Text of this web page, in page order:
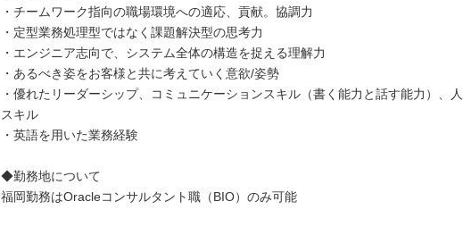
・チームワーク指向の職場環境への適応、貢献。協調力
・定型業務処理型ではなく課題解決型の思考力
・エンジニア志向で、システム全体の構造を捉える理解力
・あるべき姿をお客様と共に考えていく意欲/姿勢
・優れたリーダーシップ、コミュニケーションスキル（書く能力と話す能力）、
スキル
・英語を用いた業務経験
◆勤務地について
福岡勤務はOracleコンサルタント職（BIO）のみ可能